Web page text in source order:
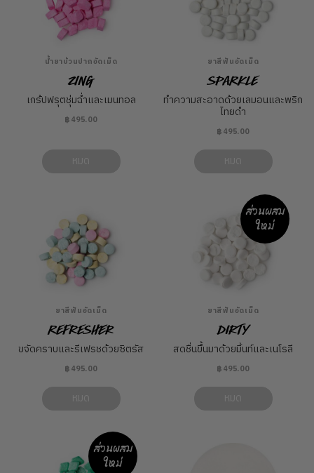
น้ำยาบ้วนปากอัดเม็ด
Zing
เกร้ปฟรุตชุ่มฉ่ำและเมนทอล
฿495.00
ยาสีฟันอัดเม็ด
Sparkle
ทำความสะอาดด้วยเลมอนและพริก
ไทยดำ
฿495.00
ยาสีฟันอัดเม็ด
Refresher
ขจัดคราบและรีเฟรชด้วยซิตรัส
฿495.00
ส่วนผสม
ใหม่
ยาสีฟันอัดเม็ด
Dirty
สดชื่นขึ้นมาด้วยมิ้นท์และเนโรลี
฿495.00
ส่วนผสม
ใหม่